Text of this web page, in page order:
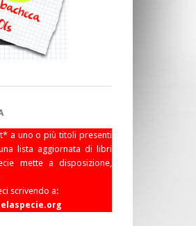
a uno o più titoli presenti
lista aggiornata di libri
mette a disposizione,
scrivendo a: